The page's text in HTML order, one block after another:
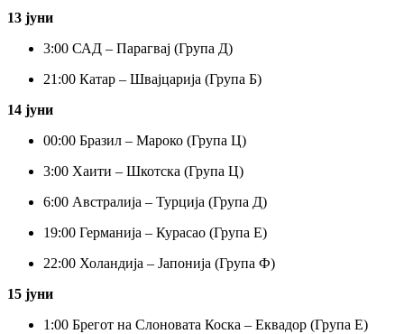
13 јуни
3:00 САД – Парагвај (Група Д)
21:00 Катар – Швајцарија (Група Б)
14 јуни
00:00 Бразил – Мароко (Група Ц)
3:00 Хаити – Шкотска (Група Ц)
6:00 Австралија – Турција (Група Д)
19:00 Германија – Курасао (Група Е)
22:00 Холандија – Јапонија (Група Ф)
15 јуни
1:00 Брегот на Слоновата Коска – Еквадор (Група Е)